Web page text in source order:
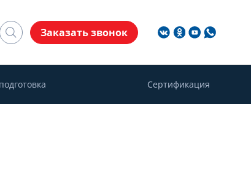
Заказать звонок
Сертификация